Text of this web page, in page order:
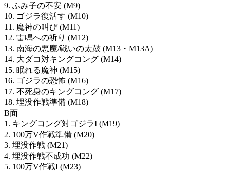
9. ふみ子の不安 (M9)
10. ゴジラ復活す (M10)
11. 魔神の叫び (M11)
12. 雷鳴への祈り (M12)
13. 南海の悪魔/戦いの太鼓 (M13・M13A)
14. 大ダコ対キングコング (M14)
15. 眠れる魔神 (M15)
16. ゴジラの恐怖 (M16)
17. 不死身のキングコング (M17)
18. 埋没作戦準備 (M18)
B面
1. キングコング対ゴジラI (M19)
2. 100万V作戦準備 (M20)
3. 埋没作戦 (M21)
4. 埋没作戦不成功 (M22)
5. 100万V作戦I (M23)